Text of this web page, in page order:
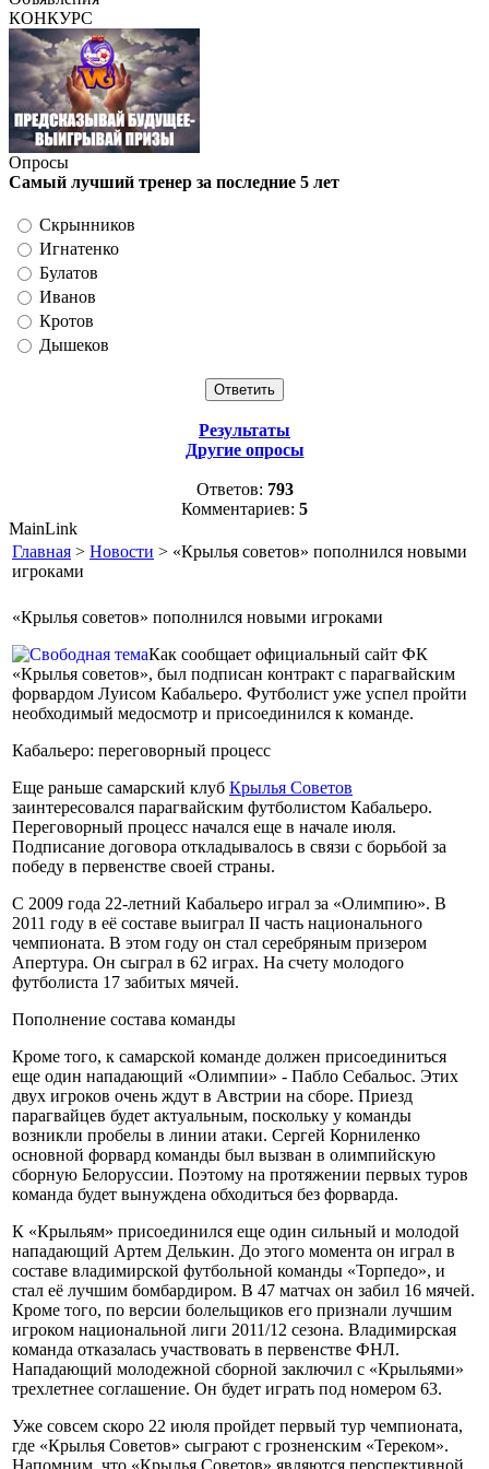
КОНКУРС
Опросы
Самый лучший тренер за последние 5 лет
Скрынников
Игнатенко
Булатов
Иванов
Кротов
Дышеков
Результаты
Другие опросы
Ответов: 793
Комментариев: 5
MainLink
Главная > Новости > «Крылья советов» пополнился новыми
игроками
«Крылья советов» пополнился новыми игроками
Как сообщает официальный сайт ФК
«Крылья советов», был подписан контракт с парагвайским
форвардом Луисом Кабальеро. Футболист уже успел пройти
необходимый медосмотр и присоединился к команде.
Кабальеро: переговорный процесс
Еще раньше самарский клуб Крылья Советов
заинтересовался парагвайским футболистом Кабальеро.
Переговорный процесс начался еще в начале июля.
Подписание договора откладывалось в связи с борьбой за
победу в первенстве своей страны.
С 2009 года 22-летний Кабальеро играл за «Олимпию». В
2011 году в её составе выиграл II часть национального
чемпионата. В этом году он стал серебряным призером
Апертура. Он сыграл в 62 играх. На счету молодого
футболиста 17 забитых мячей.
Пополнение состава команды
Кроме того, к самарской команде должен присоединиться
еще один нападающий «Олимпии» - Пабло Себальос. Этих
двух игроков очень ждут в Австрии на сборе. Приезд
парагвайцев будет актуальным, поскольку у команды
возникли пробелы в линии атаки. Сергей Корниленко
основной форвард команды был вызван в олимпийскую
сборную Белоруссии. Поэтому на протяжении первых туров
команда будет вынуждена обходиться без форварда.
К «Крыльям» присоединился еще один сильный и молодой
нападающий Артем Делькин. До этого момента он играл в
составе владимирской футбольной команды «Торпедо», и
стал её лучшим бомбардиром. В 47 матчах он забил 16 мячей.
Кроме того, по версии болельщиков его признали лучшим
игроком национальной лиги 2011/12 сезона. Владимирская
команда отказалась участвовать в первенстве ФНЛ.
Нападающий молодежной сборной заключил с «Крыльями»
трехлетнее соглашение. Он будет играть под номером 63.
Уже совсем скоро 22 июля пройдет первый тур чемпионата,
где «Крылья Советов» сыграют с грозненским «Тереком».
Напомним, что «Крылья Советов» являются перспективной